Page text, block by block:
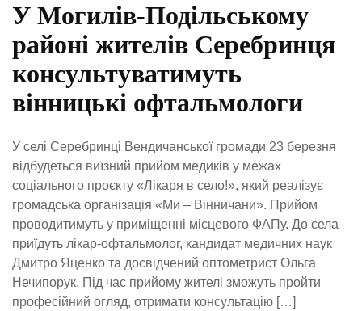
У Могилів-Подільському
районі жителів Серебринця
консультуватимуть
вінницькі офтальмологи
У селі Серебринці Вендичанської громади 23 березня
відбудеться виїзний прийом медиків у межах
соціального проєкту «Лікаря в село!», який реалізує
громадська організація «Ми – Вінничани». Прийом
проводитимуть у приміщенні місцевого ФАПу. До села
приїдуть лікар-офтальмолог, кандидат медичних наук
Дмитро Яценко та досвідчений оптометрист Ольга
Нечипорук. Під час прийому жителі зможуть пройти
професійний огляд, отримати консультацію […]